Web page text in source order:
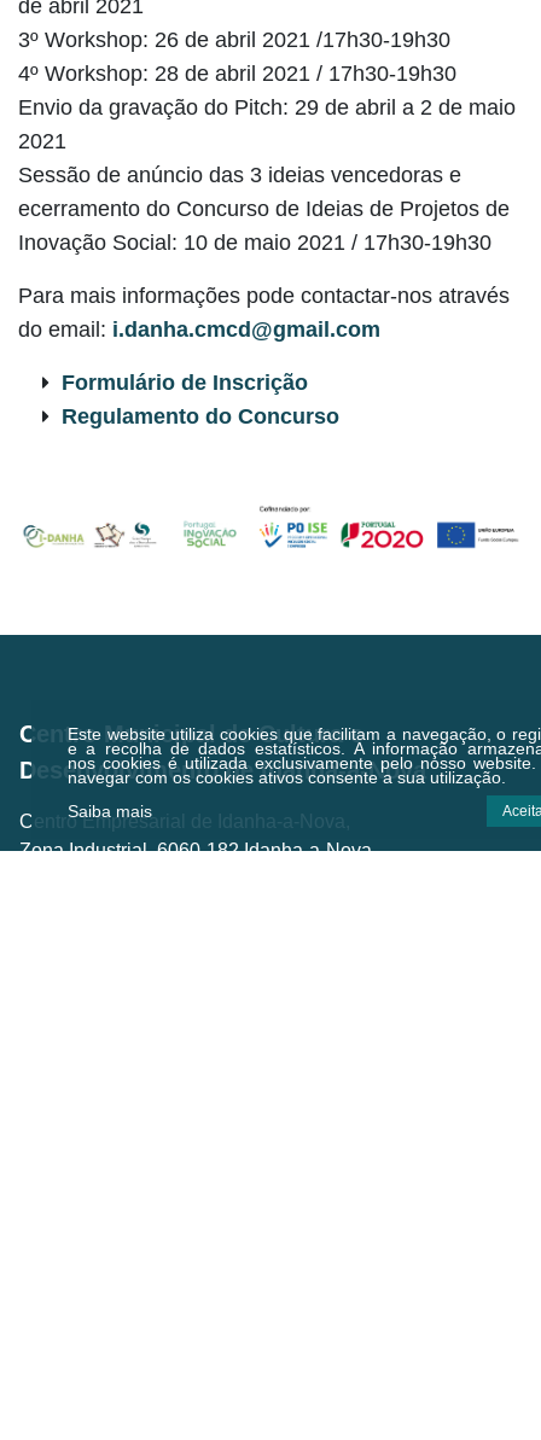
Este website utiliza cookies que facilitam a navegação, o
e a recolha de dados estatísticos.A informação
nos cookies é utilizada exclusivamente pelo nosso website.
navegar com os cookies ativos consente a sua utilização.
Saiba mais
de abril 2021
3º Workshop: 26 de abril 2021 /17h30-19h30
4º Workshop: 28 de abril 2021 / 17h30-19h30
Envio da gravação do Pitch: 29 de abril a 2 de maio
2021
Sessão de anúncio das 3 ideias vencedoras e
ecerramento do Concurso de Ideias de Projetos de
Inovação Social: 10 de maio 2021 / 17h30-19h30
Para mais informações pode contactar-nos através
do email: i.danha.cmcd@gmail.com
Formulário de Inscrição
Regulamento do Concurso
Centro Municipal de Cultura e
Desenvolvimento de Idanha-a-Nova
Centro Empresarial de Idanha-a-Nova,
Zona Industrial, 6060-182 Idanha-a-Nova